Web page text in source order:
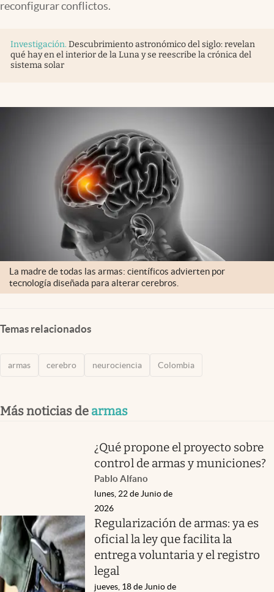
reconfigurar conflictos.
Investigación. Descubrimiento astronómico del siglo: revelan
qué hay en el interior de la Luna y se reescribe la crónica del
sistema solar
La madre de todas las armas: científicos advierten por
tecnología diseñada para alterar cerebros.
Temas relacionados
armas cerebro neurociencia Colombia
Más noticias de armas
¿Qué propone el proyecto sobre
control de armas y municiones?
Pablo Alfano
lunes, 22 de Junio de
2026
Regularización de armas: ya es
oficial la ley que facilita la
entrega voluntaria y el registro
legal
jueves, 18 de Junio de